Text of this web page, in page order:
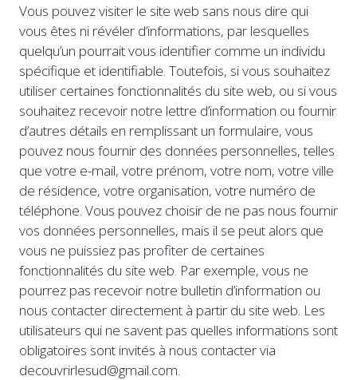
Vous pouvez visiter le site web sans nous dire qui
vous êtes ni révéler d’informations, par lesquelles
quelqu’un pourrait vous identifier comme un individu
spécifique et identifiable. Toutefois, si vous souhaitez
utiliser certaines fonctionnalités du site web, ou si vous
souhaitez recevoir notre lettre d’information ou fournir
d’autres détails en remplissant un formulaire, vous
pouvez nous fournir des données personnelles, telles
que votre e-mail, votre prénom, votre nom, votre ville
de résidence, votre organisation, votre numéro de
téléphone. Vous pouvez choisir de ne pas nous fournir
vos données personnelles, mais il se peut alors que
vous ne puissiez pas profiter de certaines
fonctionnalités du site web. Par exemple, vous ne
pourrez pas recevoir notre bulletin d’information ou
nous contacter directement à partir du site web. Les
utilisateurs qui ne savent pas quelles informations sont
obligatoires sont invités à nous contacter via
decouvrirlesud@gmail.com.